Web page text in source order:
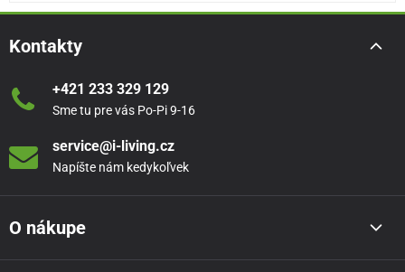
Kontakty
+421 233 329 129
Sme tu pre vás Po-Pi 9-16
service@i-living.cz
Napíšte nám kedykoľvek
O nákupe